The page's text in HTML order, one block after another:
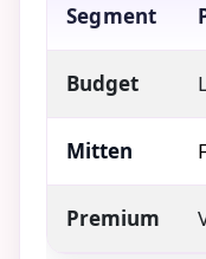
Segment
Budget
Mitten
Premium